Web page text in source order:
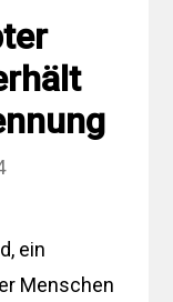
ein
Menschen